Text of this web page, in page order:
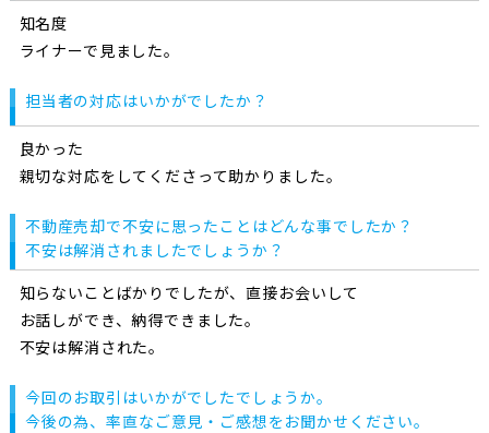
知名度
ライナーで見ました。
担当者の対応はいかがでしたか？
良かった
親切な対応をしてくださって助かりました。
不動産売却で不安に思ったことはどんな事でしたか？
不安は解消されましたでしょうか？
知らないことばかりでしたが、直接お会いして
お話しができ、納得できました。
不安は解消された。
今回のお取引はいかがでしたでしょうか。
今後の為、率直なご意見・ご感想をお聞かせください。